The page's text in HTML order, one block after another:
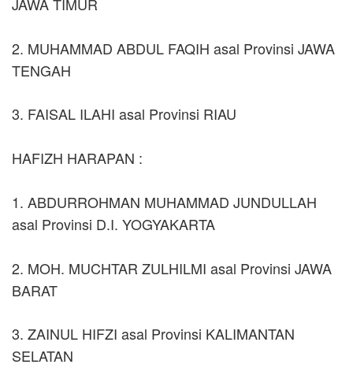
2. MUHAMMAD ABDUL FAQIH asal Provinsi JAWA
TENGAH
3. FAISAL ILAHI asal Provinsi RIAU
HAFIZH HARAPAN :
1. ABDURROHMAN MUHAMMAD JUNDULLAH
asal Provinsi D.I. YOGYAKARTA
2. MOH. MUCHTAR ZULHILMI asal Provinsi JAWA
BARAT
3. ZAINUL HIFZI asal Provinsi KALIMANTAN
SELATAN